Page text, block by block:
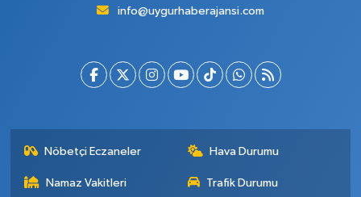
info@uygurhaberajansi.com
Nöbetçi Eczaneler Hava Durumu
Namaz Vakitleri Trafik Durumu